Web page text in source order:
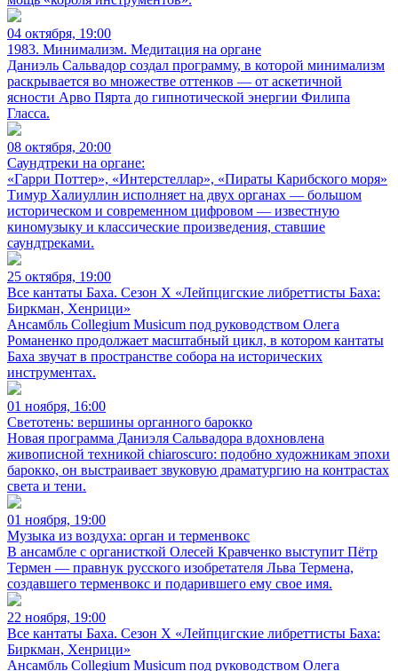
04 октября, 19:00
1983. Минимализм. Медитация на органе
Даниэль Сальвадор создал программу, в которой минимализм
раскрывается во множестве оттенков — от аскетичной
ясности Арво Пярта до гипнотической энергии Филипа
Гласса.
08 октября, 20:00
Саундтреки на органе:
«Гарри Поттер», «Интерстеллар», «Пираты Карибского моря»
Тимур Халиуллин исполняет на двух органах — большом
историческом и современном цифровом — известную
киномузыку и классические произведения, ставшие
саундтреками.
25 октября, 19:00
Все кантаты Баха. Сезон X «Лейпцигские либреттисты Баха:
Биркман, Хенрици»
Ансамбль Collegium Musicum под руководством Олега
Романенко продолжает масштабный цикл, в котором кантаты
Баха звучат в пространстве собора на исторических
инструментах.
01 ноября, 16:00
Светотень: вершины органного барокко
Новая программа Даниэля Сальвадора вдохновлена
живописной техникой chiaroscuro: подобно художникам эпохи
барокко, он выстраивает звуковую драматургию на контрастах
света и тени.
01 ноября, 19:00
Музыка из воздуха: орган и терменвокс
В ансамбле с органисткой Олесей Кравченко выступит Пётр
Термен — правнук русского изобретателя Льва Термена,
создавшего терменвокс и подарившего ему свое имя.
22 ноября, 19:00
Все кантаты Баха. Сезон X «Лейпцигские либреттисты Баха:
Биркман, Хенрици»
Ансамбль Collegium Musicum под руководством Олега